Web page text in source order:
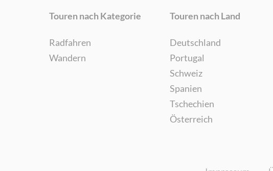
Touren nach Kategorie
Radfahren
Wandern
Touren nach Land
Deutschland
Portugal
Schweiz
Spanien
Tschechien
Österreich